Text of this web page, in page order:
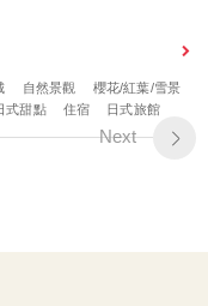
自然景觀
櫻花/紅葉/雪景
式甜點 住宿 日式旅館
Next